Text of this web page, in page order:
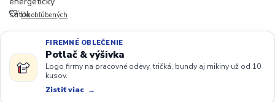
Do obľúbených
FIREMNÉ OBLEČENIE
Potlač & výšivka
Logo firmy na pracovné odevy, tričká, bundy aj mikiny už od 10
kusov.
Zistiť viac